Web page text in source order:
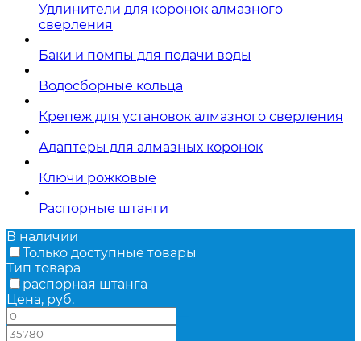
Удлинители для коронок алмазного
сверления
Баки и помпы для подачи воды
Водосборные кольца
Крепеж для установок алмазного сверления
Адаптеры для алмазных коронок
Ключи рожковые
Распорные штанги
В наличии
Только доступные товары
Тип товара
распорная штанга
Цена, руб.